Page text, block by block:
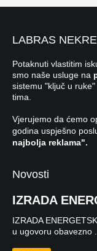
LABRAS
Potaknuti vlastitim
smo naše usluge na
sistemu "ključ u
tima.
Vjerujemo da ćemo
godina uspješno
najbolja reklama".
Novosti
IZRADA
IZRADA
u ugovoru obavezno